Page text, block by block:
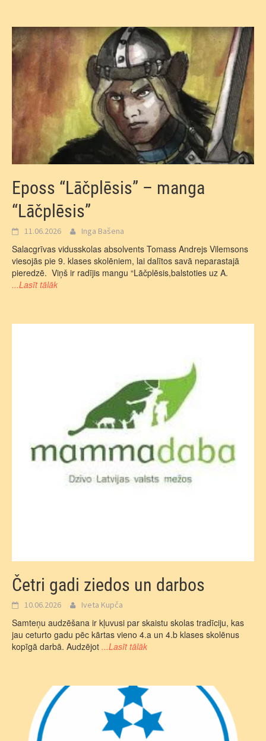
Eposs “Lāčplēsis” – manga
“Lāčplēsis”
11.06.2026 Inga Bašena
Salacgrīvas vidusskolas absolvents Tomass Andrejs Vilemsons
viesojās pie 9. klases skolēniem, lai dalītos savā neparastajā
pieredzē. Viņš ir radījis mangu “Lāčplēsis,balstoties uz A.
...Lasīt tālāk
Četri gadi ziedos un darbos
10.06.2026 Iveta Kupča
Samteņu audzēšana ir kļuvusi par skaistu skolas tradīciju, kas
jau ceturto gadu pēc kārtas vieno 4.a un 4.b klases skolēnus
kopīgā darbā. Audzējot ...Lasīt tālāk